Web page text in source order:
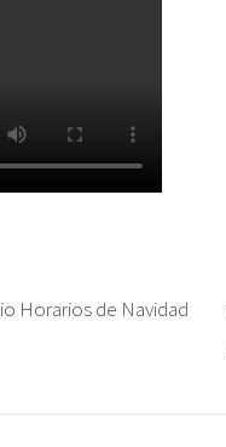
Horarios de Navidad